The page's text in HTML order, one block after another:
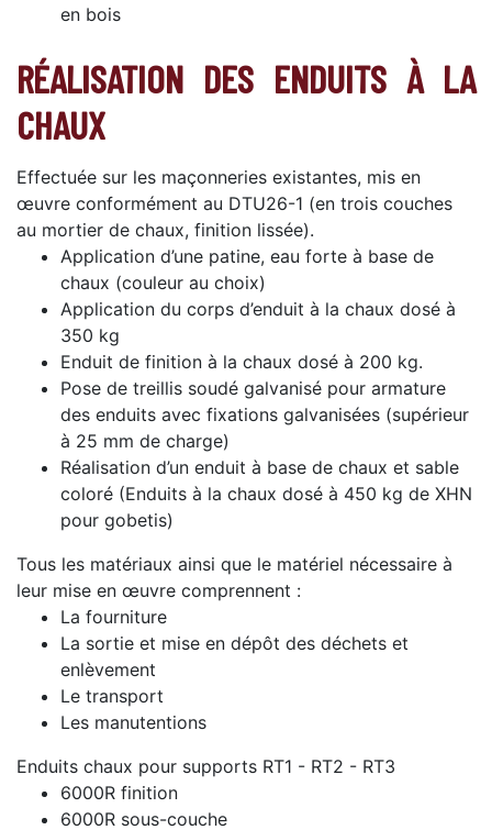
en bois
RÉALISATION DES ENDUITS À LA
CHAUX
Effectuée sur les maçonneries existantes, mis en
œuvre conformément au DTU26-1 (en trois couches
au mortier de chaux, finition lissée).
Application d’une patine, eau forte à base de
chaux (couleur au choix)
Application du corps d’enduit à la chaux dosé à
350 kg
Enduit de finition à la chaux dosé à 200 kg.
Pose de treillis soudé galvanisé pour armature
des enduits avec fixations galvanisées (supérieur
à 25 mm de charge)
Réalisation d’un enduit à base de chaux et sable
coloré (Enduits à la chaux dosé à 450 kg de XHN
pour gobetis)
Tous les matériaux ainsi que le matériel nécessaire à
leur mise en œuvre comprennent :
La fourniture
La sortie et mise en dépôt des déchets et
enlèvement
Le transport
Les manutentions
Enduits chaux pour supports RT1 - RT2 - RT3
6000R finition
6000R sous-couche